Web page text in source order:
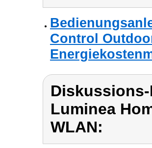
Control
Luminea
WLAN: